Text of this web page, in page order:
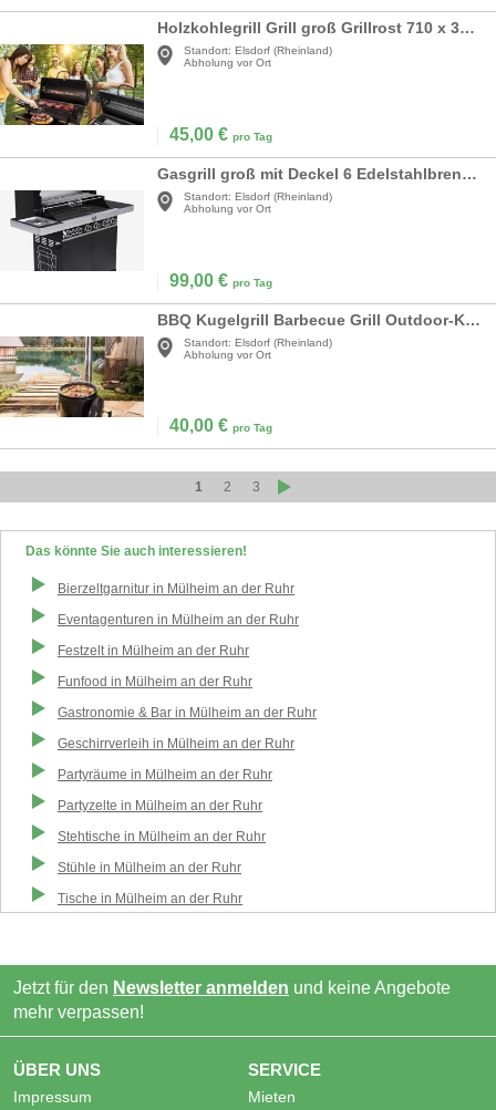
Holzkohlegrill Grill groß Grillrost 710 x 350 mm mit Deckel + Warmhalterost
Standort: Elsdorf (Rheinland)
Abholung vor Ort
45,00 € pro Tag
Gasgrill groß mit Deckel 6 Edelstahlbrenner 1570 x 495 mm mit Seitenbrenner Gussrost mit Drehspieß
Standort: Elsdorf (Rheinland)
Abholung vor Ort
99,00 € pro Tag
BBQ Kugelgrill Barbecue Grill Outdoor-Küche Gulaschkanone Suppenkessel Geflügelbräter
Standort: Elsdorf (Rheinland)
Abholung vor Ort
40,00 € pro Tag
1 2 3
Das könnte Sie auch interessieren!
Bierzeltgarnitur in Mülheim an der Ruhr
Eventagenturen in Mülheim an der Ruhr
Festzeltin Mülheim an der Ruhr
Funfood in Mülheim an der Ruhr
Gastronomie & Bar in Mülheim an der Ruhr
Geschirrverleih in Mülheim an der Ruhr
Partyräume in Mülheim an der Ruhr
Partyzelte in Mülheim an der Ruhr
Stehtische in Mülheim an der Ruhr
Stühle in Mülheim an der Ruhr
Tische in Mülheim an der Ruhr
Jetzt für den Newsletter anmelden und keine Angebote
mehr verpassen!
ÜBER UNS
Impressum
SERVICE
Mieten